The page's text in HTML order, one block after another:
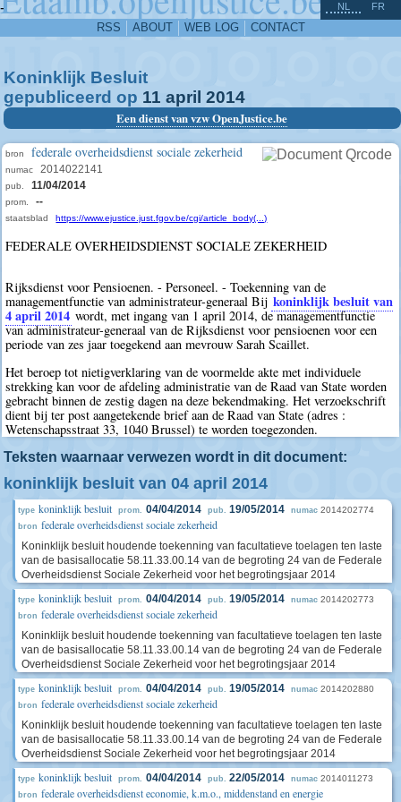
-
RSS ABOUT WEB LOG CONTACT
NL FR
Koninklijk Besluit
gepubliceerd op 11 april 2014
Een dienst van vzw OpenJustice.be
bron federale overheidsdienst sociale zekerheid
numac 2014022141
pub. 11/04/2014
prom. --
staatsblad https://www.ejustice.just.fgov.be/cgi/article_body(...)
FEDERALE OVERHEIDSDIENST SOCIALE ZEKERHEID
Rijksdienst voor Pensioenen. - Personeel. - Toekenning van de
managementfunctie van administrateur-generaal Bij koninklijk besluit van
4 april 2014 wordt, met ingang van 1 april 2014, de managementfunctie
van administrateur-generaal van de Rijksdienst voor pensioenen voor een
periode van zes jaar toegekend aan mevrouw Sarah Scaillet.
Het beroep tot nietigverklaring van de voormelde akte met individuele
strekking kan voor de afdeling administratie van de Raad van State worden
gebracht binnen de zestig dagen na deze bekendmaking. Het verzoekschrift
dient bij ter post aangetekende brief aan de Raad van State (adres :
Wetenschapsstraat 33, 1040 Brussel) te worden toegezonden.
Teksten waarnaar verwezen wordt in dit document:
koninklijk besluit van 04 april 2014
type koninklijk besluit prom. 04/04/2014 pub. 19/05/2014 numac 2014202774
bron federale overheidsdienst sociale zekerheid
Koninklijk besluit houdende toekenning van facultatieve toelagen ten laste
van de basisallocatie 58.11.33.00.14 van de begroting 24 van de Federale
Overheidsdienst Sociale Zekerheid voor het begrotingsjaar 2014
type koninklijk besluit prom. 04/04/2014 pub. 19/05/2014 numac 2014202773
bron federale overheidsdienst sociale zekerheid
Koninklijk besluit houdende toekenning van facultatieve toelagen ten laste
van de basisallocatie 58.11.33.00.14 van de begroting 24 van de Federale
Overheidsdienst Sociale Zekerheid voor het begrotingsjaar 2014
type koninklijk besluit prom. 04/04/2014 pub. 19/05/2014 numac 2014202880
bron federale overheidsdienst sociale zekerheid
Koninklijk besluit houdende toekenning van facultatieve toelagen ten laste
van de basisallocatie 58.11.33.00.14 van de begroting 24 van de Federale
Overheidsdienst Sociale Zekerheid voor het begrotingsjaar 2014
type koninklijk besluit prom. 04/04/2014 pub. 22/05/2014 numac 2014011273
bron federale overheidsdienst economie, k.m.o., middenstand en energie
^